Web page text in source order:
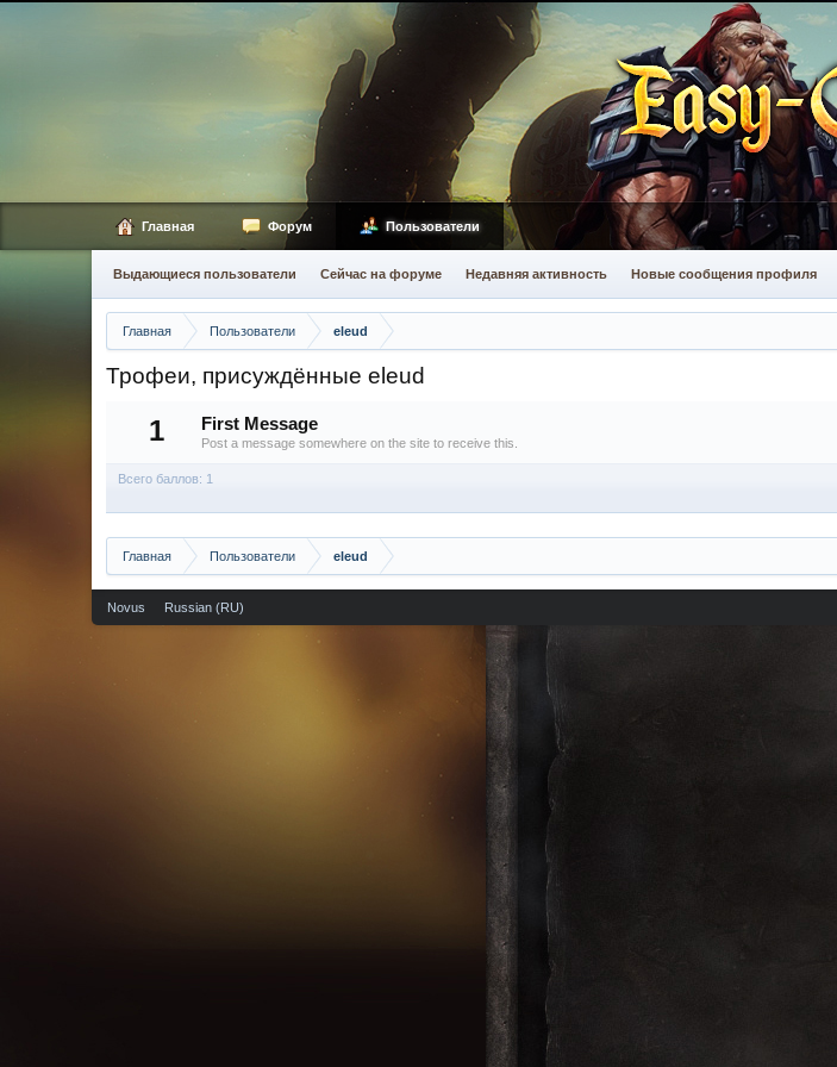
Главная Пользователи eleud
Трофеи, присуждённые eleud
1 First Message
Post a message somewhere on the site to receive this.
Всего баллов: 1
Главная Пользователи eleud
Главная Форум Пользователи
Выдающиеся пользователи Сейчас на форуме Недавняя активность Новые сообщения профиля
Novus Russian (RU)